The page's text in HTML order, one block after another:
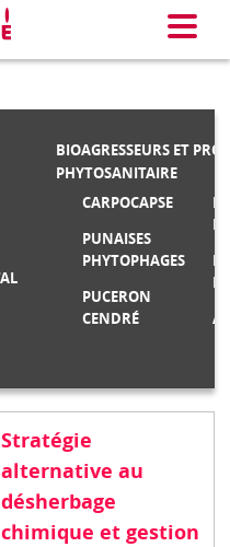
Menu
BIOAGRESSEURS ET
PHYTOSANITAIRE
CARPOCAPSE
PUNAISES
PHYTOPHAGES
PUCERON
CENDRÉ
Stratégie
alternative au
désherbage
chimique et gestion